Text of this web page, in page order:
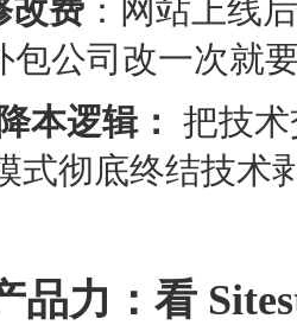
改费 ：网站上线
包公司改一次就
本逻辑： 把技
式彻底终结技术
品力：看